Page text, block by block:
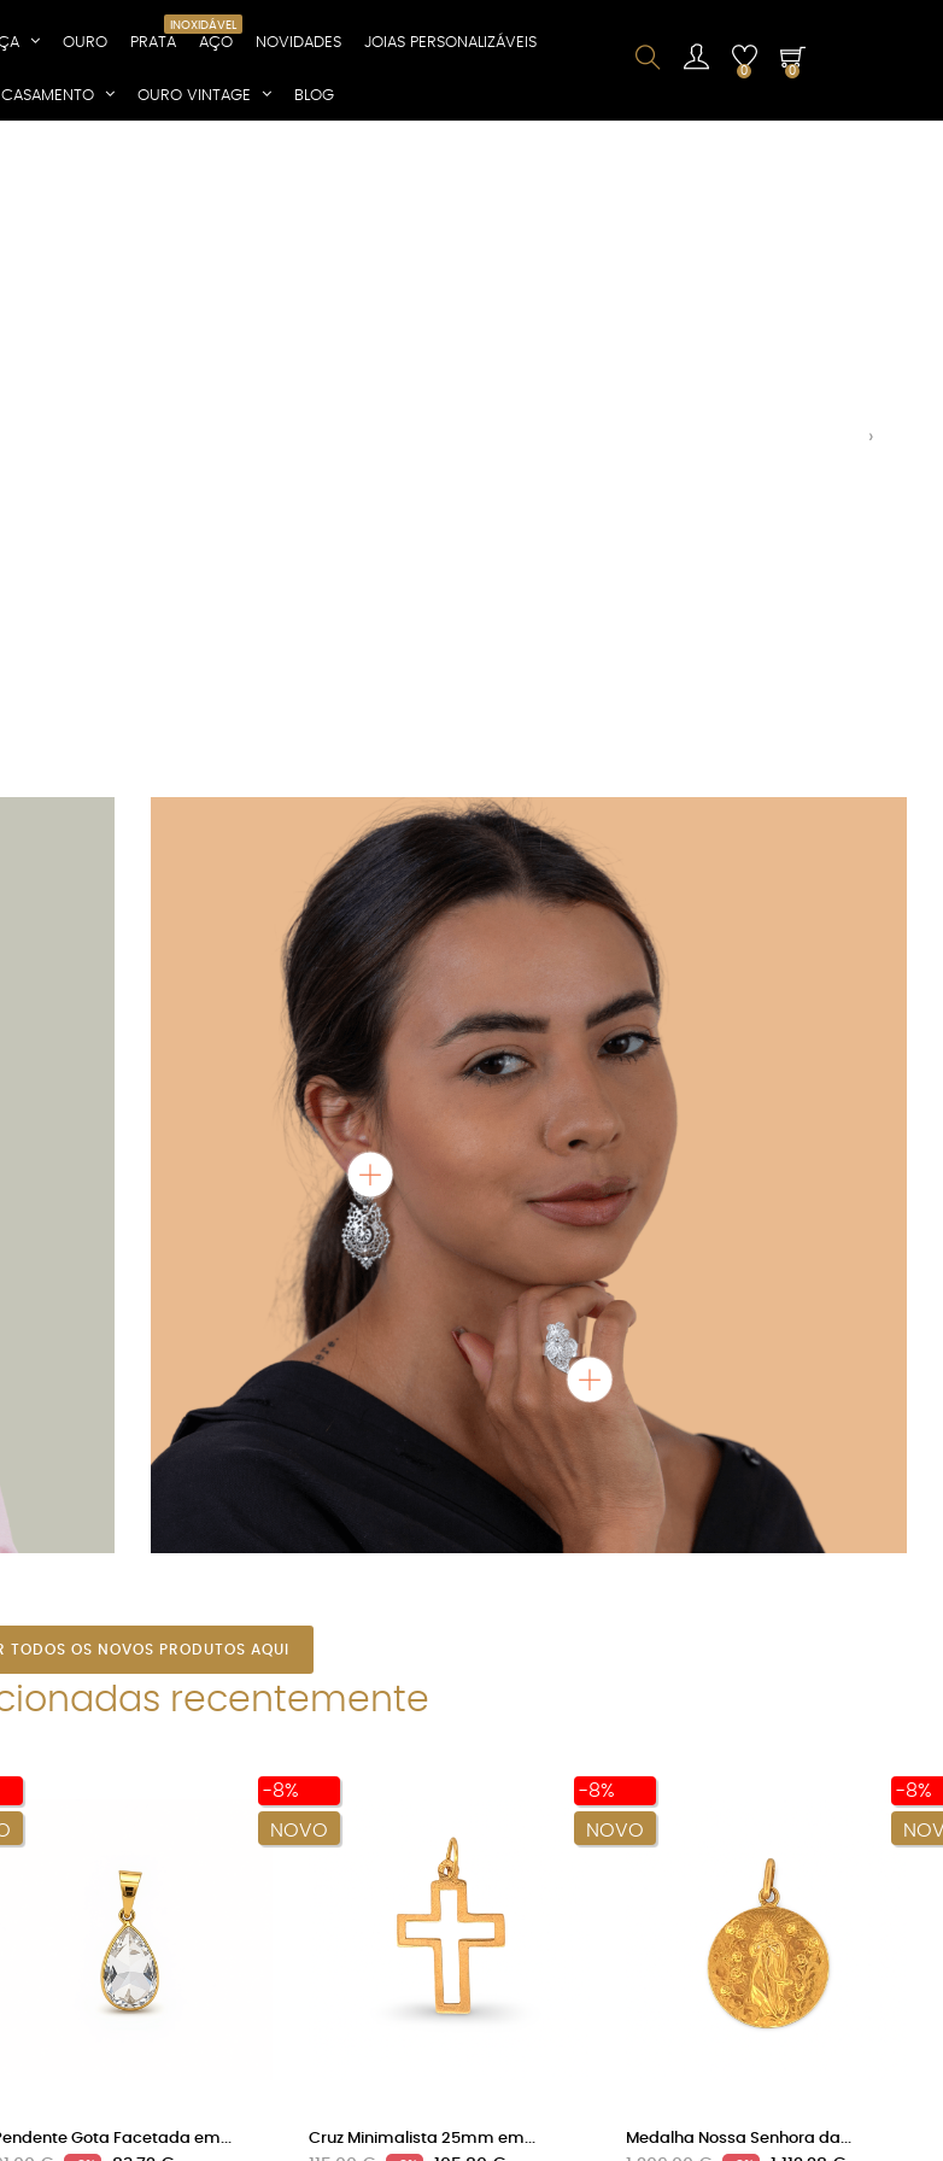
OURO PRATA AÇO
INOXIDÁVEL
NOVIDADES JOIAS PERSONALIZÁVEIS
CASAMENTO OURO VINTAGE BLOG
0 0
›Next
TODOS OS NOVOS PRODUTOS AQUI
recentemente
-8%
NOVO
Gota Facetada em...
-8%
NOVO
Cruz Minimalista 25mm em...
-8%
Medalha Nossa Senhora da...